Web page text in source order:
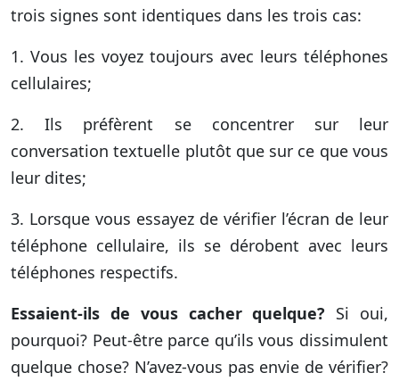
trois signes sont identiques dans les trois cas:
1. Vous les voyez toujours avec leurs téléphones
cellulaires;
2. Ils préfèrent se concentrer sur leur
conversation textuelle plutôt que sur ce que vous
leur dites;
3. Lorsque vous essayez de vérifier l’écran de leur
téléphone cellulaire, ils se dérobent avec leurs
téléphones respectifs.
Essaient-ils de vous cacher quelque? Si oui,
pourquoi? Peut-être parce qu’ils vous dissimulent
quelque chose? N’avez-vous pas envie de vérifier?